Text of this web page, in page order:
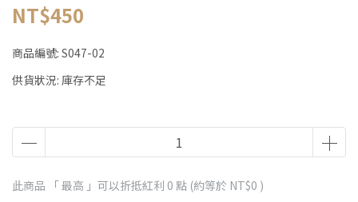
NT$450
商品編號: S047-02
供貨狀況: 庫存不足
此商品 「 最高 」可以折抵紅利 0 點 (約等於 NT$0 )